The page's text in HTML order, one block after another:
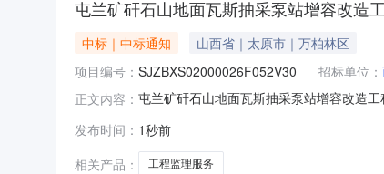
屯兰矿矸石山地面瓦斯抽采泵站增容改造
中标｜中标通知
山西省｜太原市｜万柏林区
项目编号： SJZBXS02000026F052V30 招标单位：
正文内容： 屯兰矿矸石山地面瓦斯抽采泵站增容改造
招标人：西山煤电（集团）有限责任公司
区龙城大街102号
发布时间： 1秒前
相关产品：
工程监理服务